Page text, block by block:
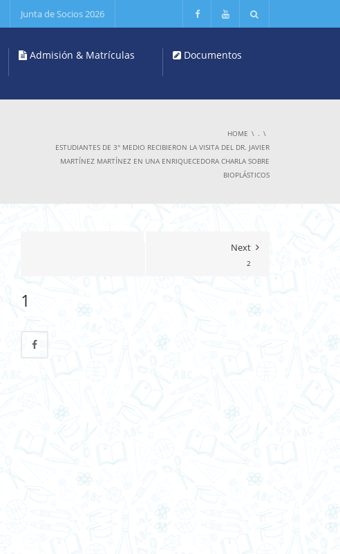
Junta de Socios 2026
Admisión & Matrículas Documentos
HOME
.
ESTUDIANTES DE 3° MEDIO RECIBIERON LA VISITA DEL DR. JAVIER
MARTÍNEZ MARTÍNEZ EN UNA ENRIQUECEDORA CHARLA SOBRE
BIOPLÁSTICOS
Next
2
1